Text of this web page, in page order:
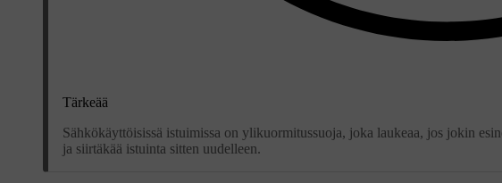
Tärkeää
Sähkökäyttöisissä istuimissa on ylikuormitussuoja, joka laukeaa, jos jokin
ja siirtäkää istuinta sitten uudelleen.